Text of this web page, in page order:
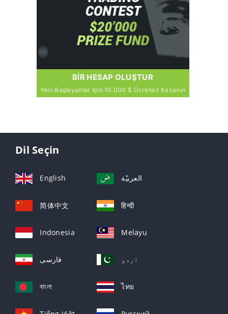
BIR HESAP OLUŞTUR
Yeni Başlayanlar Için 10.000 $ Ücretsiz Kazanın
Dil Seçin
English العربيّة
简体中文 हिन्दी
Indonesia Melayu
فارسی اردو
বাংলা ไทย